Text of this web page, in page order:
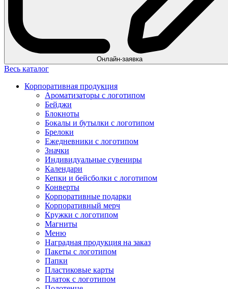
Онлайн-заявка
Весь каталог
Корпоративная продукция
Ароматизаторы с логотипом
Бейджи
Блокноты
Бокалы и бутылки с логотипом
Брелоки
Ежедневники с логотипом
Значки
Индивидуальные сувениры
Календари
Кепки и бейсболки с логотипом
Конверты
Корпоративные подарки
Корпоративный мерч
Кружки с логотипом
Магниты
Меню
Наградная продукция на заказ
Пакеты с логотипом
Папки
Пластиковые карты
Платок с логотипом